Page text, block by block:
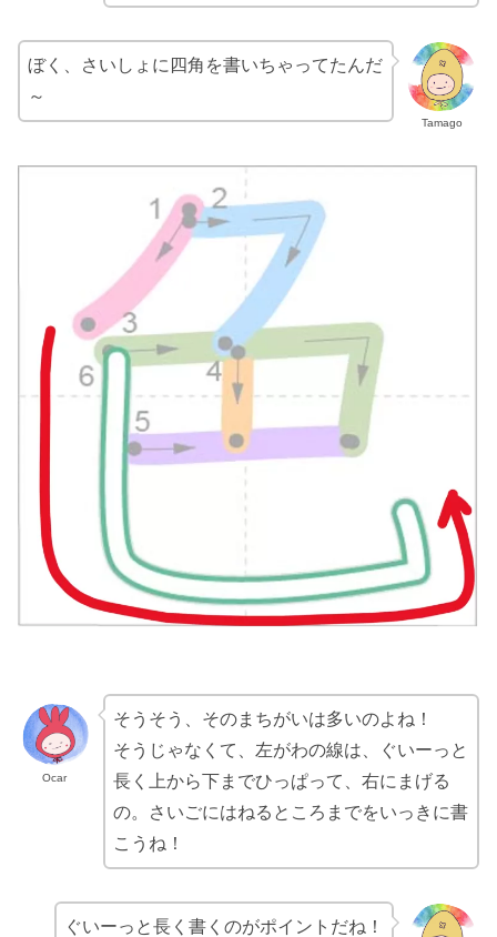
Tamago
ぼく、さいしょに四角を書いちゃってたんだ
～
Ocar
そうそう、そのまちがいは多いのよね！
そうじゃなくて、左がわの線は、ぐいーっと
長く上から下までひっぱって、右にまげる
の。さいごにはねるところまでをいっきに書
こうね！
ぐいーっと長く書くのがポイントだね！